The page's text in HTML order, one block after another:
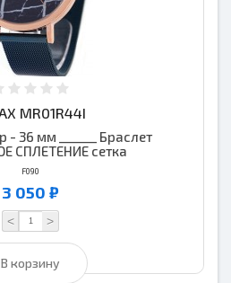
MR01R44I
- 36 мм ______ Браслет
СПЛЕТЕНИЕ сетка
F090
3 050 ₽
< >
В корзину